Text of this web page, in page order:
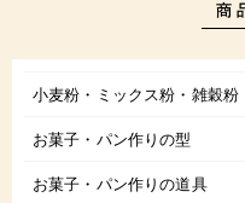
小麦粉・ミックス粉・雑穀粉
お菓子・パン作りの型
お菓子・パン作りの道具